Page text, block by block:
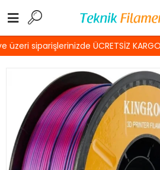
siparişlerinizde ÜCRETSİZ KARGO